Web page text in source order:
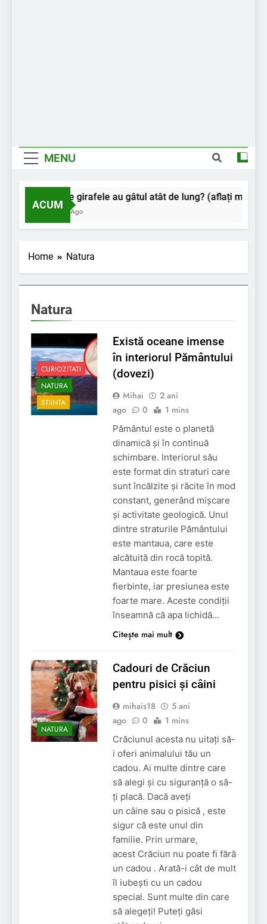
MENU
ACUM
De ce girafele au gâtul atât de lung? (aflați motivul)
2 Ani Ago
Home Natura
Natura
CURIOZITATI
NATURA
STIINTA
Există oceane imense
în interiorul Pământului
(dovezi)
Mihai
2 ani
ago
0 1 mins
Pământul este o planetă
dinamică și în continuă
schimbare. Interiorul său
este format din straturi care
sunt încălzite și răcite în mod
constant, generând mișcare
și activitate geologică. Unul
dintre straturile Pământului
este mantaua, care este
alcătuită din rocă topită.
Mantaua este foarte
fierbinte, iar presiunea este
foarte mare. Aceste condiții
înseamnă că apa lichidă…
Citește mai mult
NATURA
Cadouri de Crăciun
pentru pisici și câini
mihais18
5 ani
ago
0 1 mins
Crăciunul acesta nu uitați să-
i oferi animalului tău un
cadou. Ai multe dintre care
să alegi și cu siguranță o să-
ți placă. Dacă aveți
un câine sau o pisică , este
sigur că este unul din
familie. Prin urmare,
acest Crăciun nu poate fi fără
un cadou . Arată-i cât de mult
îl iubești cu un cadou
special. Sunt multe din care
să alegeți! Puteți găsi